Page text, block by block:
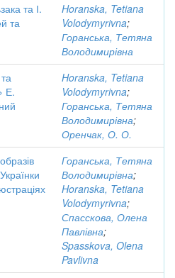
та І.
та
Horanska, Tetiana
Volodymyrivna;
Горанська, Тетяна
Володимирівна
Е.
Horanska, Tetiana
Volodymyrivna;
Горанська, Тетяна
Володимирівна;
Оренчак, О. О.
Горанська, Тетяна
Володимирівна;
Horanska, Tetiana
Volodymyrivna;
Спасскова, Олена
Павлівна;
Spasskova, Olena
Pavlivna